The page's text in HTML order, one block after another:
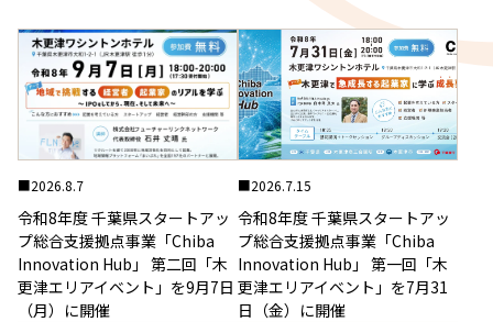
■2026.8.7
令和8年度 千葉県スタートアッ
プ総合支援拠点事業「Chiba
Innovation Hub」 第二回「木
更津エリアイベント」を9月7日
（月）に開催
■2026.7.15
令和8年度 千葉県スタートアッ
プ総合支援拠点事業「Chiba
Innovation Hub」 第一回「木
更津エリアイベント」を7月31
日（金）に開催